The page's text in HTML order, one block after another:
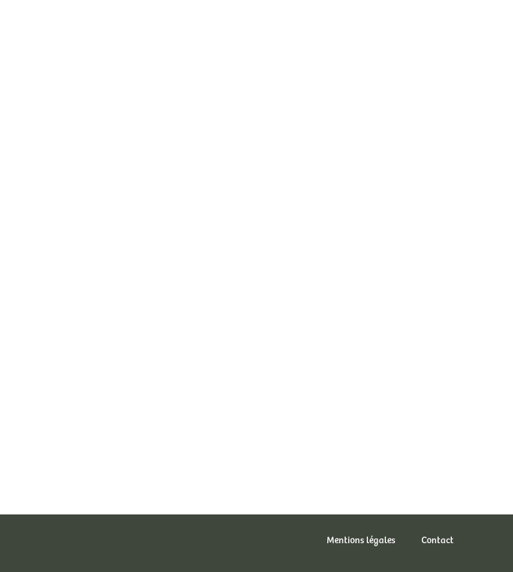
Mentions légales Contact